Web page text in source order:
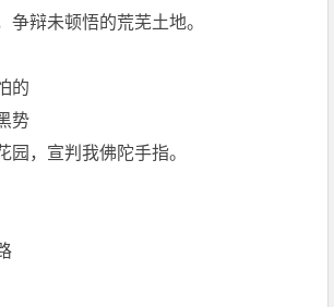
辩未顿悟的荒芜土地。
的
势
，宣判我佛陀手指。